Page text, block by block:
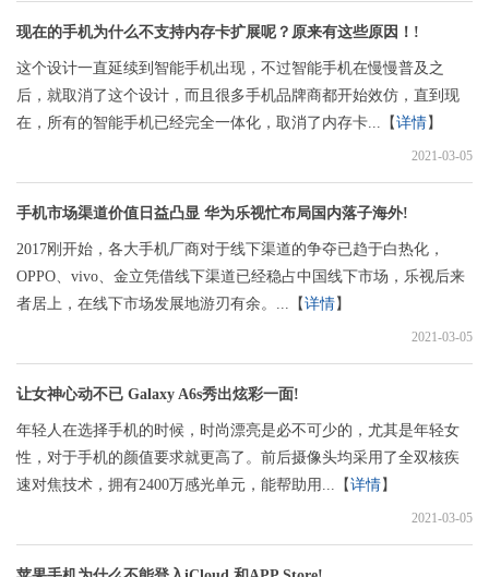
现在的手机为什么不支持内存卡扩展呢？原来有这些原因！!
这个设计一直延续到智能手机出现，不过智能手机在慢慢普及之
后，就取消了这个设计，而且很多手机品牌商都开始效仿，直到现
在，所有的智能手机已经完全一体化，取消了内存卡...【详情】
2021-03-05
手机市场渠道价值日益凸显 华为乐视忙布局国内落子海外!
2017刚开始，各大手机厂商对于线下渠道的争夺已趋于白热化，
OPPO、vivo、金立凭借线下渠道已经稳占中国线下市场，乐视后来
者居上，在线下市场发展地游刃有余。...【详情】
2021-03-05
让女神心动不已 Galaxy A6s秀出炫彩一面!
年轻人在选择手机的时候，时尚漂亮是必不可少的，尤其是年轻女
性，对于手机的颜值要求就更高了。前后摄像头均采用了全双核疾
速对焦技术，拥有2400万感光单元，能帮助用...【详情】
2021-03-05